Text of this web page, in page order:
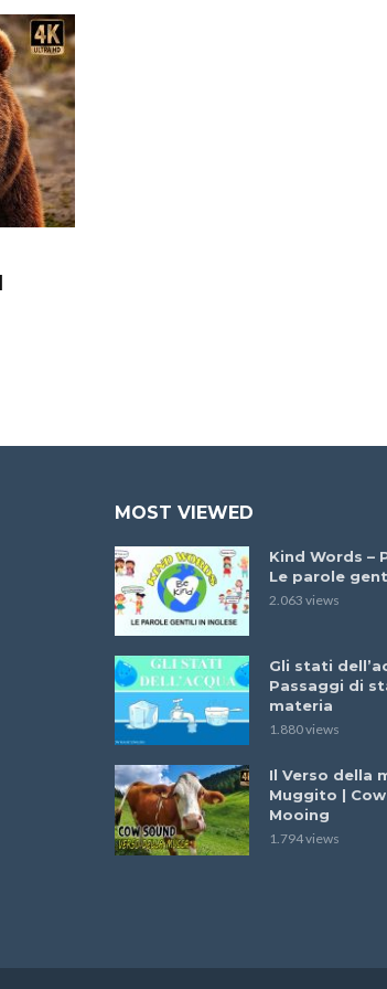
MOST VIEWED
Kind Words –
Le parole
2.063 views
Gli stati
Passaggi di
materia
1.880 views
Il Verso della
Muggito |
Mooing
1.794 views